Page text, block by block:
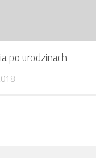
po urodzinach